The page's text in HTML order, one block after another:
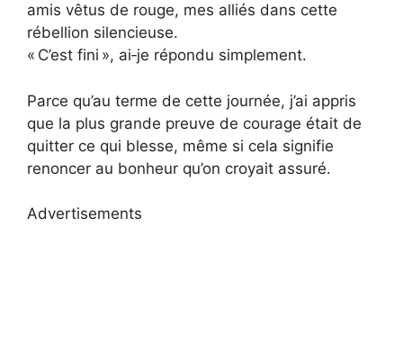
amis vêtus de rouge, mes alliés dans cette
rébellion silencieuse.
« C’est fini », ai‑je répondu simplement.
Parce qu’au terme de cette journée, j’ai appris
que la plus grande preuve de courage était de
quitter ce qui blesse, même si cela signifie
renoncer au bonheur qu’on croyait assuré.
Advertisements